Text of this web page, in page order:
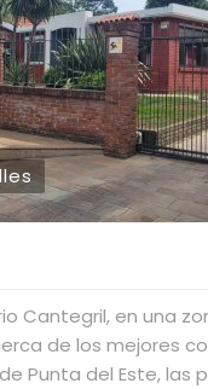
Cantegril, en una
de los mejores
Punta del Este, las